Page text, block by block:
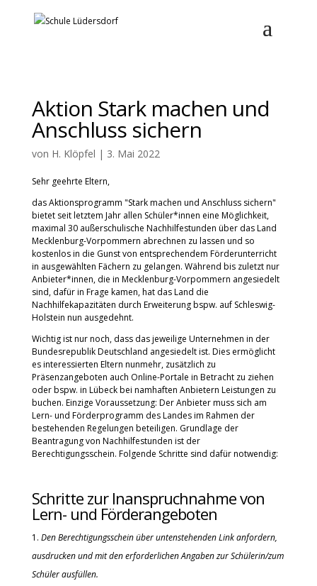
Aktion Stark machen und
Anschluss sichern
von H. Klöpfel | 3. Mai 2022
Sehr geehrte Eltern,
das Aktionsprogramm "Stark machen und Anschluss sichern"
bietet seit letztem Jahr allen Schüler*innen eine Möglichkeit,
maximal 30 außerschulische Nachhilfestunden über das Land
Mecklenburg-Vorpommern abrechnen zu lassen und so
kostenlos in die Gunst von entsprechendem Förderunterricht
in ausgewählten Fächern zu gelangen. Während bis zuletzt nur
Anbieter*innen, die in Mecklenburg-Vorpommern angesiedelt
sind, dafür in Frage kamen, hat das Land die
Nachhilfekapazitäten durch Erweiterung bspw. auf Schleswig-
Holstein nun ausgedehnt.
Wichtig ist nur noch, dass das jeweilige Unternehmen in der
Bundesrepublik Deutschland angesiedelt ist. Dies ermöglicht
es interessierten Eltern nunmehr, zusätzlich zu
Präsenzangeboten auch Online-Portale in Betracht zu ziehen
oder bspw. in Lübeck bei namhaften Anbietern Leistungen zu
buchen. Einzige Voraussetzung: Der Anbieter muss sich am
Lern- und Förderprogramm des Landes im Rahmen der
bestehenden Regelungen beteiligen. Grundlage der
Beantragung von Nachhilfestunden ist der
Berechtigungsschein. Folgende Schritte sind dafür notwendig:
Schritte zur Inanspruch­nahme von
Lern- und Förder­angeboten
Den Berechtigungs­schein über unten­stehenden Link anfordern,
ausdrucken und mit den erforderlichen Angaben zur Schülerin/zum
Schüler ausfüllen.